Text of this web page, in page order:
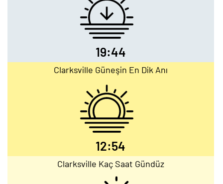
19:44
Clarksville Güneşin En Dik Anı
12:54
Clarksville Kaç Saat Gündüz